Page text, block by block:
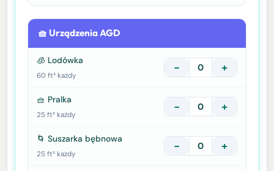
🧺 Urządzenia AGD
🧊 Lodówka
60 ft³ każdy
− +
🧺 Pralka
25 ft³ każdy
− +
🌀 Suszarka bębnowa
25 ft³ każdy
− +